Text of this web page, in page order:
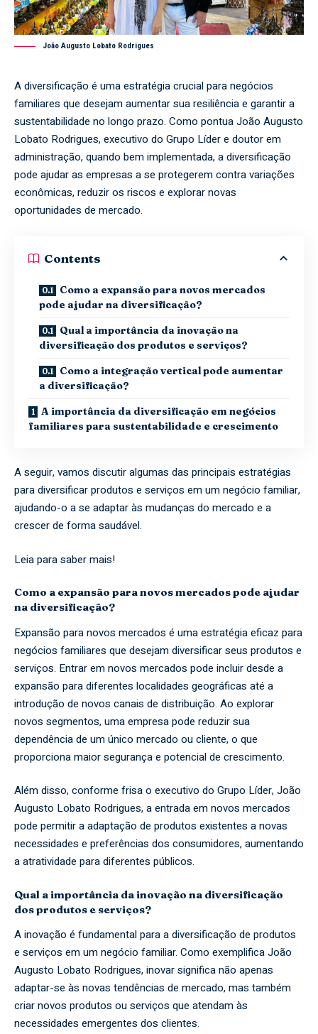
João Augusto Lobato Rodrigues
A diversificação é uma estratégia crucial para negócios
familiares que desejam aumentar sua resiliência e garantir a
sustentabilidade no longo prazo. Como pontua João Augusto
Lobato Rodrigues, executivo do Grupo Líder e doutor em
administração, quando bem implementada, a diversificação
pode ajudar as empresas a se protegerem contra variações
econômicas, reduzir os riscos e explorar novas
oportunidades de mercado.
Contents
Como a expansão para novos mercados
pode ajudar na diversificação?
Qual a importância da inovação na
diversificação dos produtos e serviços?
Como a integração vertical pode aumentar
a diversificação?
A importância da diversificação em negócios
familiares para sustentabilidade e crescimento
A seguir, vamos discutir algumas das principais estratégias
para diversificar produtos e serviços em um negócio familiar,
ajudando-o a se adaptar às mudanças do mercado e a
crescer de forma saudável.
Leia para saber mais!
Como a expansão para novos mercados pode ajudar
na diversificação?
Expansão para novos mercados é uma estratégia eficaz para
negócios familiares que desejam diversificar seus produtos e
serviços. Entrar em novos mercados pode incluir desde a
expansão para diferentes localidades geográficas até a
introdução de novos canais de distribuição. Ao explorar
novos segmentos, uma empresa pode reduzir sua
dependência de um único mercado ou cliente, o que
proporciona maior segurança e potencial de crescimento.
Além disso, conforme frisa o executivo do Grupo Líder, João
Augusto Lobato Rodrigues, a entrada em novos mercados
pode permitir a adaptação de produtos existentes a novas
necessidades e preferências dos consumidores, aumentando
a atratividade para diferentes públicos.
Qual a importância da inovação na diversificação
dos produtos e serviços?
A inovação é fundamental para a diversificação de produtos
e serviços em um negócio familiar. Como exemplifica João
Augusto Lobato Rodrigues, inovar significa não apenas
adaptar-se às novas tendências de mercado, mas também
criar novos produtos ou serviços que atendam às
necessidades emergentes dos clientes.